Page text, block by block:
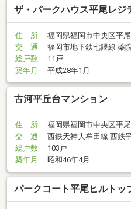
ザ・パークハウス平尾レジ
住 所
福岡県福岡市中央区平
交 通
福岡市地下鉄七隈線 薬
総戸数
11戸
築年月
平成28年1月
古河平丘台マンション
住 所
福岡県福岡市中央区平
交 通
西鉄天神大牟田線 西鉄
総戸数
103戸
築年月
昭和46年4月
パークコート平尾ヒルトッ